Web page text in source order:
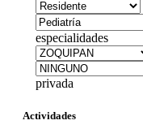
especialidades
privada
Actividades